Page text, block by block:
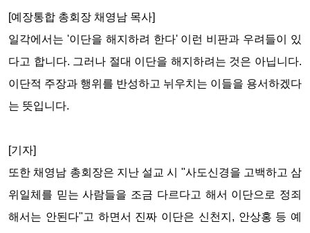
[예장통합 총회장 채영남 목사]
일각에서는 '이단을 해지하려 한다' 이런 비판과 우려들이 있
다고 합니다. 그러나 절대 이단을 해지하려는 것은 아닙니다.
이단적 주장과 행위를 반성하고 뉘우치는 이들을 용서하겠다
는 뜻입니다.
[기자]
또한 채영남 총회장은 지난 설교 시 "사도신경을 고백하고 삼
위일체를 믿는 사람들을 조금 다르다고 해서 이단으로 정죄
해서는 안된다"고 하면서 진짜 이단은 신천지, 안상홍 등 예